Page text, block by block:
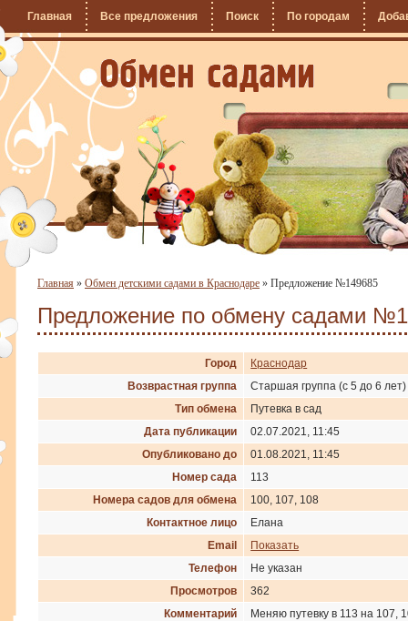
Главная Все предложения Поиск По городам
Главная » Обмен детскими садами в Краснодаре » Предложение №149685
Предложение по обмену садами
Город
Краснодар
Возврастная группа
Старшая группа (с 5 до 6 лет)
Тип обмена
Путевка в сад
Дата публикации
02.07.2021, 11:45
Опубликовано до
01.08.2021, 11:45
Номер сада
113
Номера садов для обмена
100, 107, 108
Контактное лицо
Елана
Email
Показать
Телефон
Не указан
Просмотров
362
Комментарий
Меняю путевку в 113 на 107,